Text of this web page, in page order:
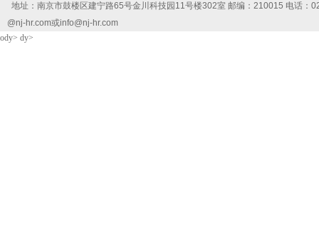
地址：南京市鼓楼区建宁路65号金川科技园11号楼302室 邮编：210015 电话
@nj-hr.com或info@nj-hr.com
ody> dy>